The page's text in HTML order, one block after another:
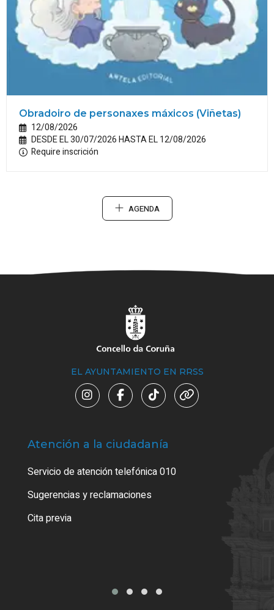
Obradoiro de personaxes máxicos (Viñetas)
12/08/2026
DESDE EL 30/07/2026 HASTA EL 12/08/2026
Require inscrición
AGENDA
EL AYUNTAMIENTO EN RRSS
Atención a la ciudadanía
Servicio de atención telefónica 010
Sugerencias y reclamaciones
Cita previa